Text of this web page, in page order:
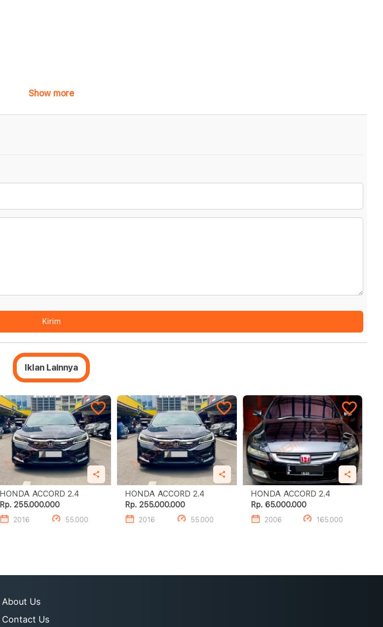
Show more
Kirim
Iklan Lainnya
HONDA ACCORD 2.4
Rp. 255.000.000
2016 55.000
HONDA ACCORD 2.4
Rp. 255.000.000
2016 55.000
HONDA ACCORD 2.4
Rp. 65.000.000
2006 165.000
About Us
Contact Us